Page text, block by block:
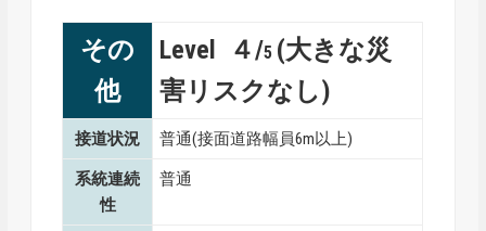
その
他
Level ４/5 (大きな災
害リスクなし)
接道状況 普通(接面道路幅員6m以上)
系統連続
性
普通